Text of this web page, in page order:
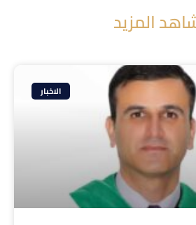
المزيد
الاخبار